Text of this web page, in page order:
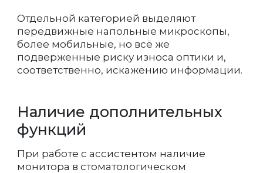
Отдельной категорией выделяют
передвижные напольные микроскопы,
более мобильные, но всё же
подверженные риску износа оптики и,
соответственно, искажению информации.
Наличие дополнительных
функций
При работе с ассистентом наличие
монитора в стоматологическом